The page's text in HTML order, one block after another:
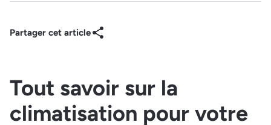
Partager cet article
Tout savoir sur la
climatisation pour votre